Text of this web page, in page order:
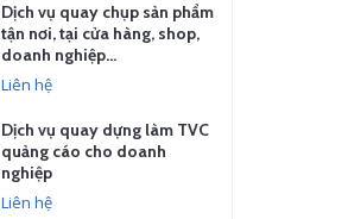
Dịch vụ quay chụp sản phẩm
tận nơi, tại cửa hàng, shop,
doanh nghiệp…
Liên hệ
Dịch vụ quay dựng làm TVC
quảng cáo cho doanh
nghiệp
Liên hệ